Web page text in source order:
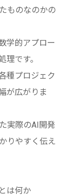
ものなのかの
学的アプロー
です。
種プロジェク
が広がりま
実際のAI開発
りやすく伝え
は何か